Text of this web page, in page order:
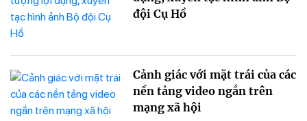
đội Cụ Hồ
Cảnh giác với mặt trái của các
nền tảng video ngắn trên
mạng xã hội